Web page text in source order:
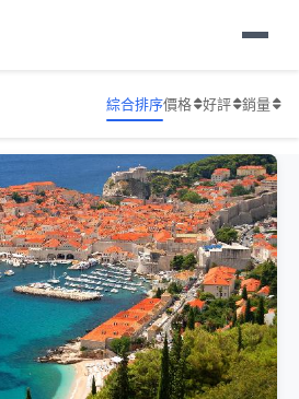
旅遊報價綜合排序價格 好評 銷量